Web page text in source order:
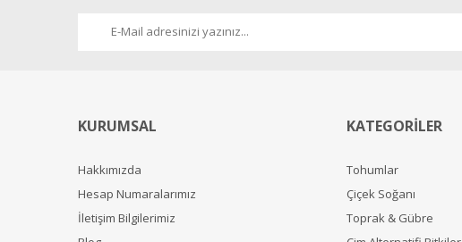
KURUMSAL
Hakkımızda
Hesap Numaralarımız
İletişim Bilgilerimiz
KATEGORİLER
Tohumlar
Çiçek Soğanı
Toprak & Gübre